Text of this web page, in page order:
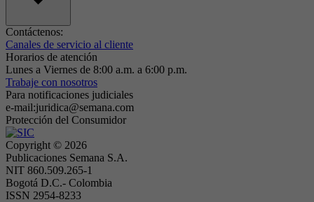
Contáctenos:
Canales de servicio al cliente
Horarios de atención
Lunes a Viernes de 8:00 a.m. a 6:00 p.m.
Trabaje con nosotros
Para notificaciones judiciales
e-mail:juridica@semana.com
Protección del Consumidor
Copyright © 2026
Publicaciones Semana S.A.
NIT 860.509.265-1
Bogotá D.C.- Colombia
ISSN 2954-8233